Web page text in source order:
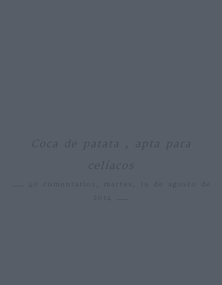
Coca de patata , apta para
celíacos
40 comentarios,
martes, 19 de agosto de
2014